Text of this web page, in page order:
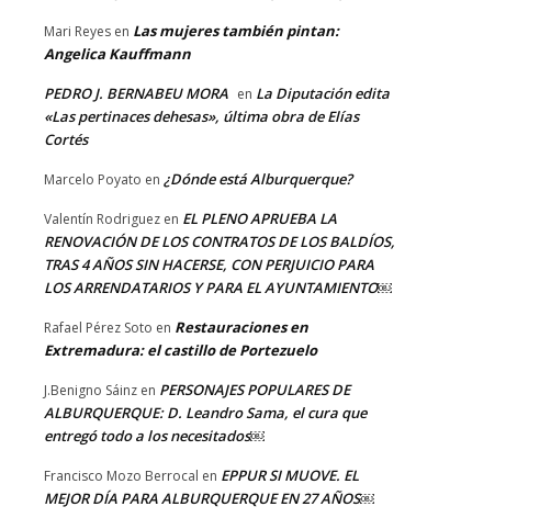
Mari Reyes en Las mujeres también pintan:
Angelica Kauffmann
PEDRO J. BERNABEU MORA en La Diputación edita
«Las pertinaces dehesas», última obra de Elías
Cortés
Marcelo Poyato en ¿Dónde está Alburquerque?
Valentín Rodriguez en EL PLENO APRUEBA LA
RENOVACIÓN DE LOS CONTRATOS DE LOS BALDÍOS,
TRAS 4 AÑOS SIN HACERSE, CON PERJUICIO PARA
LOS ARRENDATARIOS Y PARA EL AYUNTAMIENTO￼
Rafael Pérez Soto en Restauraciones en
Extremadura: el castillo de Portezuelo
J.Benigno Sáinz en PERSONAJES POPULARES DE
ALBURQUERQUE: D. Leandro Sama, el cura que
entregó todo a los necesitados￼
Francisco Mozo Berrocal en EPPUR SI MUOVE. EL
MEJOR DÍA PARA ALBURQUERQUE EN 27 AÑOS￼